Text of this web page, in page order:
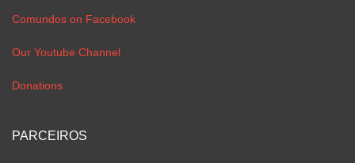
Comundos on Facebook
Our Youtube Channel
Donations
PARCEIROS